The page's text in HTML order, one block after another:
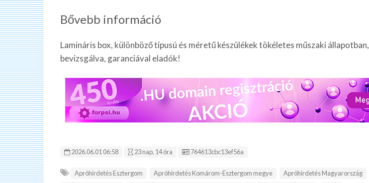
Bővebb információ
Lamináris box, különböző típusú és méretű készülékek tökéletes műszaki állapotban,
bevizsgálva, garanciával eladók!
2026.06.01 06:58 23 nap, 14 óra Hirdetés ID:
764613cbc13ef56a
Apróhirdetés Esztergom Apróhirdetés Komárom-Esztergom megye
Apróhirdetés Magyarország